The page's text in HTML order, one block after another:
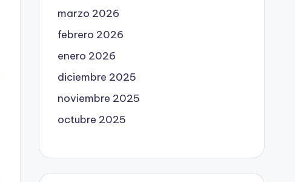
marzo 2026
febrero 2026
enero 2026
diciembre 2025
noviembre 2025
octubre 2025